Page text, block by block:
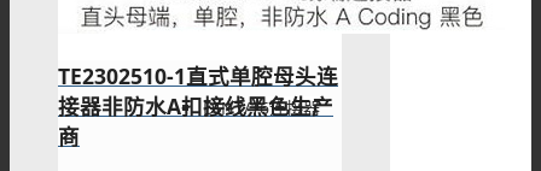
DIN7/16连接器
TE2302510-1直式单腔母头连
接器非防水A扣接线黑色生产
商